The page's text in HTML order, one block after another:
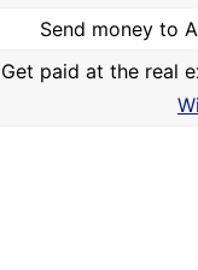
Send money to
Get paid at the real